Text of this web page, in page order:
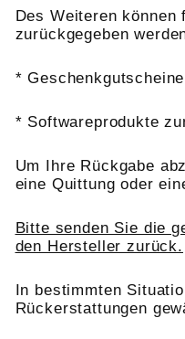
Des Weiteren
zurückgegeben
* Geschenkgutscheine
* Softwareprodukte
Um Ihre Rückgabe
eine Quittung oder
Bitte senden Sie die
den Hersteller zurück.
In bestimmten
Rückerstattungen